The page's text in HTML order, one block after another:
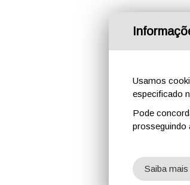
Usamos
especificado
Pode
prosseguindo
Saiba